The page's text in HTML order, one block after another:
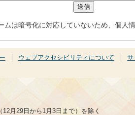
ムは暗号化に対応していないため、個人
ウェブアクセシビリティについて サ
月29日から1月3日まで）を除く